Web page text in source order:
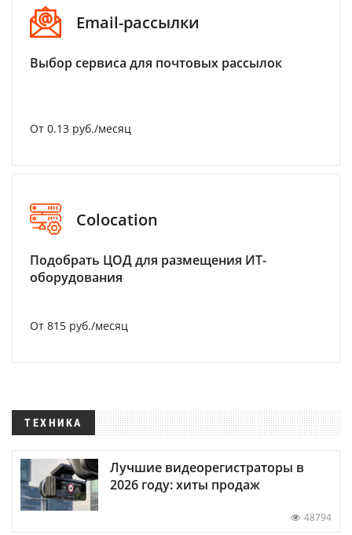
Email-рассылки
Выбор сервиса для почтовых рассылок
От 0.13 руб./месяц
Colocation
Подобрать ЦОД для размещения ИТ-
оборудования
От 815 руб./месяц
ТЕХНИКА
Лучшие видеорегистраторы в
2026 году: хиты продаж
48794